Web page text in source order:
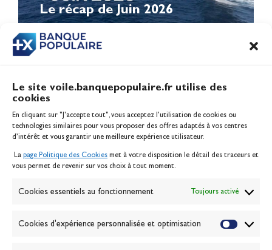
Le site voile.banquepopulaire.fr utilise des
cookies
En cliquant sur "J'accepte tout", vous acceptez l’utilisation de cookies ou
technologies similaires pour vous proposer des offres adaptés à vos centres
d’intérêt et vous garantir une meilleure expérience utilisateur.
La page Politique des Cookies met à votre disposition le détail des traceurs et
vous permet de revenir sur vos choix à tout moment.
Cookies essentiels au fonctionnement Toujours activé
Cookies d'expérience personnalisée et optimisation
Le récap de Juin 2026
Inscription serveur média
Contact
Politique des cookies
Banque de la voile
Passion Voile TV